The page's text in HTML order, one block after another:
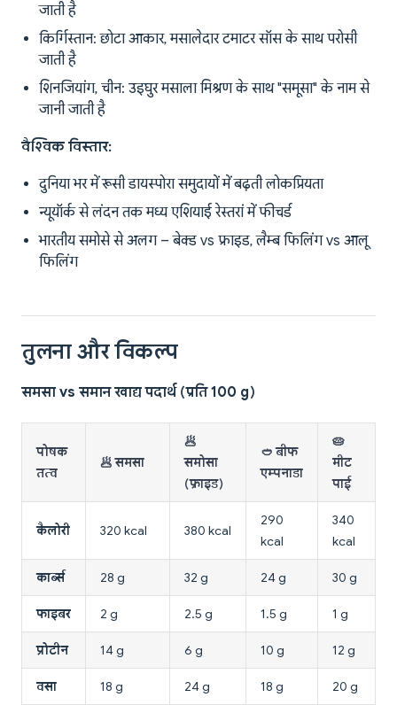
जाती है
किर्गिस्तान: छोटा आकार, मसालेदार टमाटर सॉस के साथ परोसी
जाती है
शिनजियांग, चीन: उइघुर मसाला मिश्रण के साथ "समूसा" के नाम से
जानी जाती है
वैश्विक विस्तार:
दुनिया भर में रूसी डायस्पोरा समुदायों में बढ़ती लोकप्रियता
न्यूयॉर्क से लंदन तक मध्य एशियाई रेस्तरां में फीचर्ड
भारतीय समोसे से अलग – बेक्ड vs फ्राइड, लैम्ब फिलिंग vs आलू
फिलिंग
तुलना और विकल्प
समसा vs समान खाद्य पदार्थ (प्रति 100 g)
पोषक
तत्व
🥟 समसा
🥟
समोसा
(फ्राइड)
🥙 बीफ
एम्पनाडा
🥧
मीट
पाई
कैलोरी 320 kcal 380 kcal
290
kcal
340
kcal
कार्ब्स 28 g 32 g 24 g 30 g
फाइबर 2 g 2.5 g 1.5 g 1 g
प्रोटीन 14 g 6 g 10 g 12 g
वसा 18 g 24 g 18 g 20 g